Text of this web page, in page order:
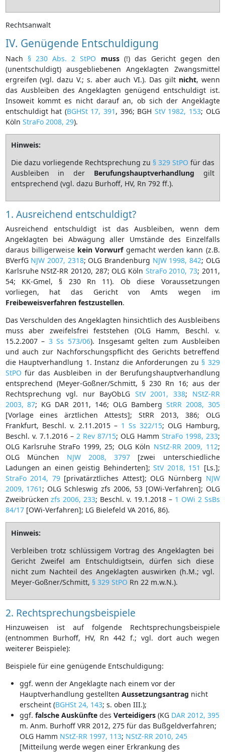
Rechtsanwalt
IV. Genügende Entschuldigung
Nach § 230 Abs. 2 StPO muss(!) das Gericht gegen den
(unentschuldigt) ausgebliebenen Angeklagten Zwangsmittel
ergreifen (vgl. dazu V.; s. aber auch VI.). Das gilt nicht, wenn
das Ausbleiben des Angeklagten genügend entschuldigt ist.
Insoweit kommt es nicht darauf an, ob sich der Angeklagte
entschuldigt hat (BGHSt 17, 391 , 396; BGH StV 1982, 153; OLG
Köln StraFo 2008, 29).
Hinweis:
Die dazu vorliegende Rechtsprechung zu § 329 StPO für das
Ausbleiben in der Berufungshauptverhandlung gilt
entsprechend (vgl. dazu Burhoff, HV, Rn 792 ff.).
1. Ausreichend entschuldigt?
Ausreichend entschuldigt ist das Ausbleiben, wenn dem
Angeklagten bei Abwägung aller Umstände des Einzelfalls
daraus billigerweise kein Vorwurfgemacht werden kann (z.B.
BVerfG NJW 2007, 2318; OLG Brandenburg NJW 1998, 842; OLG
Karlsruhe NStZ-RR 20120, 287; OLG Köln StraFo 2010, 73; 2011,
54; KK-Gmel, § 230 Rn 11). Ob diese Voraussetzungen
vorliegen, hat das Gericht von Amts wegen im
Freibeweisverfahren festzustellen.
Das Verschulden des Angeklagten hinsichtlich des Ausbleibens
muss aber zweifelsfrei feststehen (OLG Hamm, Beschl. v.
15.2.2007 – 3 Ss 573/06). Insgesamt gelten zum Ausbleiben
und auch zur Nachforschungspflicht des Gerichts betreffend
die Hauptverhandlung 1. Instanz die Anforderungen zu § 329
StPO für das Ausbleiben in der Berufungshauptverhandlung
entsprechend (Meyer-Goßner/Schmitt, § 230 Rn 16; aus der
Rechtsprechung vgl. nur BayObLG StV 2001, 338; NStZ-RR
2003, 87; KG DAR 2011, 146; OLG Bamberg StRR 2008, 305
[Vorlage eines ärztlichen Attests]; StRR 2013, 386; OLG
Frankfurt, Beschl. v. 2.11.2015 – 1 Ss 322/15; OLG Hamburg,
Beschl. v. 7.1.2016 – 2 Rev 87/15; OLG Hamm StraFo 1998, 233;
OLG Karlsruhe StraFo 1999, 25; OLG Köln NStZ-RR 2009, 112;
OLG München NJW 2008, 3797 [zwei unterschiedliche
Ladungen an einen geistig Behinderten]; StV 2018, 151 [Ls.];
StraFo 2014, 79[privatärztliches Attest]; OLG Nürnberg NJW
2009, 1761 ; OLG Schleswig zfs 2006, 53 [OWi-Verfahren]; OLG
Zweibrückenzfs 2006, 233; Beschl. v. 19.1.2018 – 1 OWi 2 SsBs
84/17[OWi-Verfahren]; LG Bielefeld VA 2016, 86).
Hinweis:
Verbleiben trotz schlüssigem Vortrag des Angeklagten bei
Gericht Zweifel am Entschuldigtsein, dürfen sich diese
nicht zum Nachteil des Angeklagten auswirken (h.M.; vgl.
Meyer-Goßner/Schmitt, § 329 StPO Rn 22 m.w.N.).
2. Rechtsprechungsbeispiele
Hinzuweisen ist auf folgende Rechtsprechungsbeispiele
(entnommen Burhoff, HV, Rn 442 f.; vgl. dort auch wegen
weiterer Beispiele):
Beispiele für eine genügende Entschuldigung:
ggf. wenn der Angeklagte nach einem vor der
Hauptverhandlung gestellten Aussetzungsantrag nicht
erscheint (BGHSt 24, 143; s. oben III.);
ggf. falsche Auskünftedes Verteidigers(KG DAR 2012, 395
m. Anm. Burhoff VRR 2012, 275 für das Bußgeldverfahren;
OLG Hamm NStZ-RR 1997, 113; NStZ-RR 2010, 245
[Mitteilung werde wegen einer Erkrankung des